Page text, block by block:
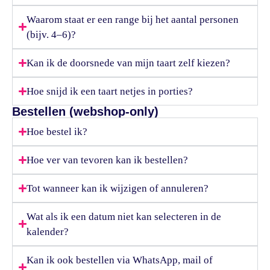
Waarom staat er een range bij het aantal personen
(bijv. 4–6)?
Kan ik de doorsnede van mijn taart zelf kiezen?
Hoe snijd ik een taart netjes in porties?
Bestellen (webshop-only)
Hoe bestel ik?
Hoe ver van tevoren kan ik bestellen?
Tot wanneer kan ik wijzigen of annuleren?
Wat als ik een datum niet kan selecteren in de
kalender?
Kan ik ook bestellen via WhatsApp, mail of